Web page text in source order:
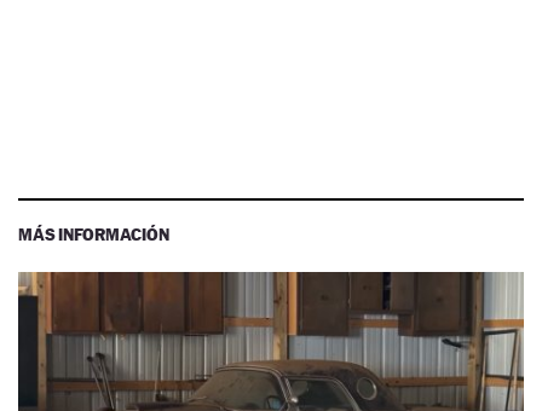
MÁS INFORMACIÓN